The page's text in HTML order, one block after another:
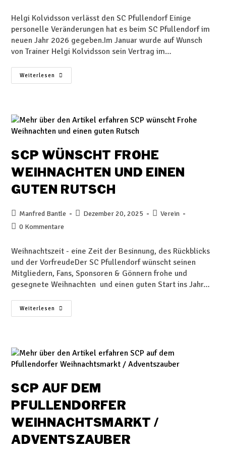
Helgi Kolvidsson verlässt den SC Pfullendorf Einige
personelle Veränderungen hat es beim SC Pfullendorf im
neuen Jahr 2026 gegeben.Im Januar wurde auf Wunsch
von Trainer Helgi Kolvidsson sein Vertrag im…
Weiterlesen
SCP WÜNSCHT FROHE
WEIHNACHTEN UND EINEN
GUTEN RUTSCH
Manfred Bantle Dezember 20, 2025
Verein
0 Kommentare
Weihnachtszeit - eine Zeit der Besinnung, des Rückblicks
und der VorfreudeDer SC Pfullendorf wünscht seinen
Mitgliedern, Fans, Sponsoren & Gönnern frohe und
gesegnete Weihnachten und einen guten Start ins Jahr…
Weiterlesen
SCP AUF DEM
PFULLENDORFER
WEIHNACHTSMARKT /
ADVENTSZAUBER